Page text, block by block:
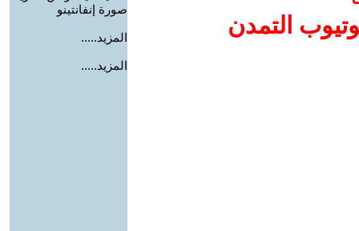
التمدن
صورة إنفانتينو
المزيد.....
المزيد.....